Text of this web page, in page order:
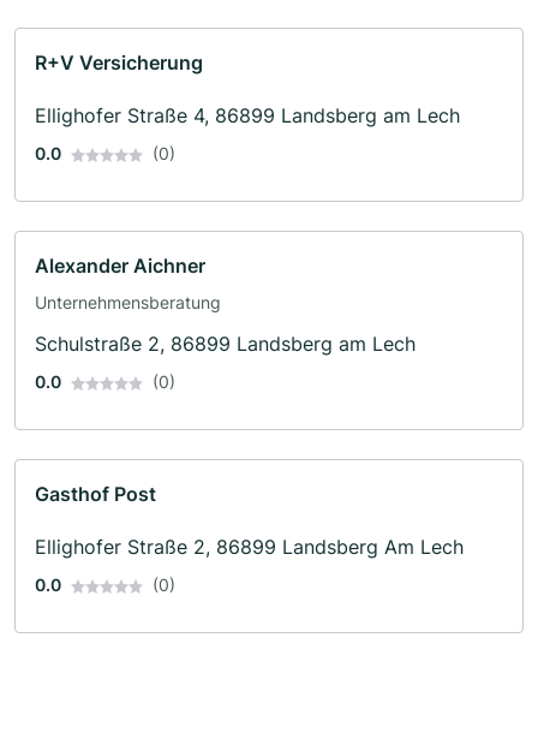
R+V Versicherung
Ellighofer Straße 4, 86899 Landsberg am Lech
0.0 (0)
Alexander Aichner
Unternehmensberatung
Schulstraße 2, 86899 Landsberg am Lech
0.0 (0)
Gasthof Post
Ellighofer Straße 2, 86899 Landsberg Am Lech
0.0 (0)